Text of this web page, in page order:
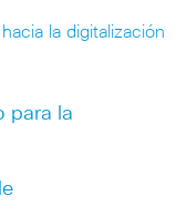
la digitalización
para la